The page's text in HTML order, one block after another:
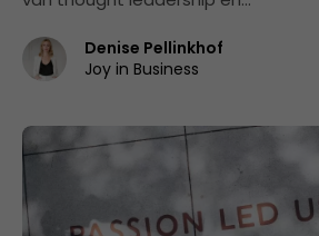
Denise Pellinkhof
Joy in Business